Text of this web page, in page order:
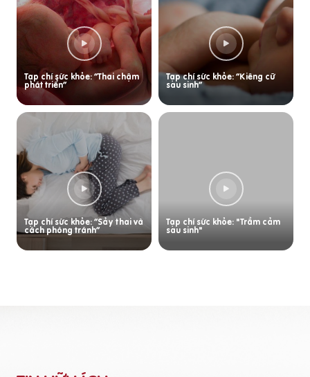
Tạp chí sức khỏe: “Thai chậm
phát triển”
Tạp chí sức khỏe: “Kiêng cữ
sau sinh”
Tạp chí sức khỏe: “Sảy thai và
cách phòng tránh”
Tạp chí sức khỏe: "Trầm cảm
sau sinh"